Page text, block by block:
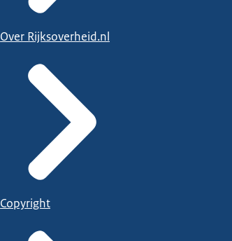
Over Rijksoverheid.nl
Copyright